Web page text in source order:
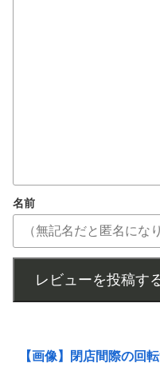
名前
レビューを投稿す
【画像】閉店間際の回